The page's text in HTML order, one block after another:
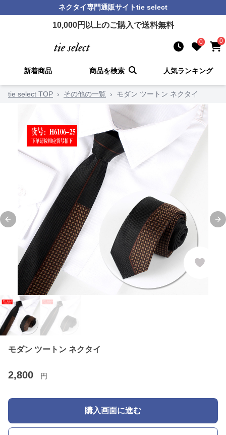
ネクタイ専門通販サイトtie select
10,000円以上のご購入で送料無料
0 0
新着商品 商品を検索 人気ランキング
tie select TOP › その他の一覧 › モダン ツートン ネクタイ
Previous slide
モダン ツートン ネクタイ
2,800 円
購入画面に進む